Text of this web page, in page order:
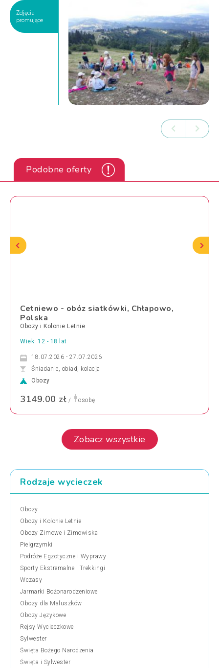
Zdjęcia
promujące
Podobne oferty
Cetniewo - obóz siatkówki, Chłapowo,
Polska
Obozy i Kolonie Letnie
Wiek: 12 - 18 lat
18.07.2026 - 27.07.2026
Śniadanie, obiad, kolacja
Obozy
3149.00 zł / osobę
Zobacz wszystkie
Rodzaje wycieczek
Obozy
Obozy i Kolonie Letnie
Obozy Zimowe i Zimowiska
Pielgrzymki
Podróże Egzotyczne i Wyprawy
Sporty Ekstremalne i Trekkingi
Wczasy
Jarmarki Bożonarodzeniowe
Obozy dla Maluszków
Obozy Językowe
Rejsy Wycieczkowe
Sylwester
Święta Bożego Narodzenia
Święta i Sylwester